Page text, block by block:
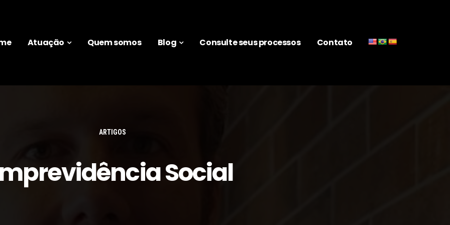
Atuação Quem somos Blog Consulte seus processos Contato
ARTIGOS
Social